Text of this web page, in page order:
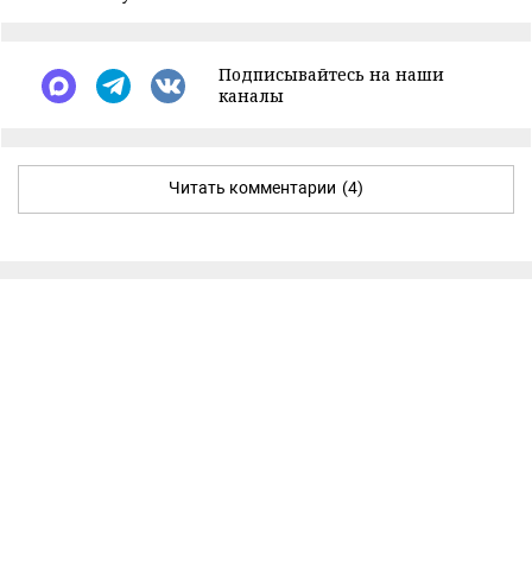
Подписывайтесь на наши
каналы
Читать комментарии (4)